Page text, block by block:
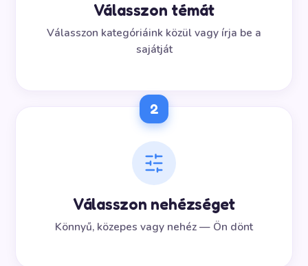
Válasszon témát
Válasszon kategóriáink közül vagy írja be a
sajátját
2
Válasszon nehézséget
Könnyű, közepes vagy nehéz — Ön dönt